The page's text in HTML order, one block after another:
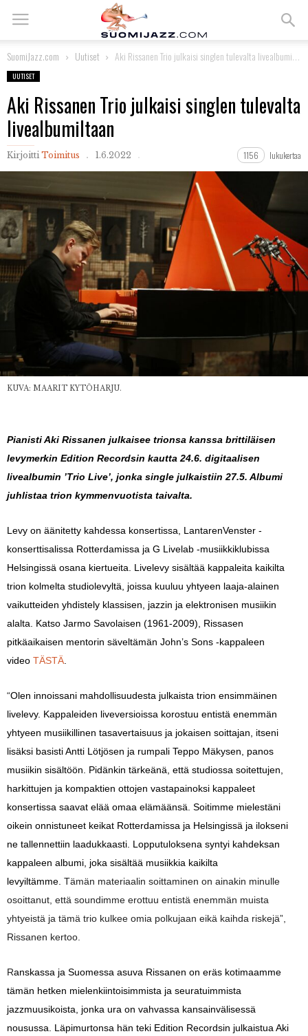
SuomiJazz.com Uutiset Aki Rissanen Trio julkaisi singlen tulevalta livealbumiltaan
UUTISET
Aki Rissanen Trio julkaisi singlen tulevalta
livealbumiltaan
Kirjoitti Toimitus 1.6.2022 1156 lukukertaa
KUVA: MAARIT KYTÖHARJU.
Pianisti Aki Rissanen julkaisee trionsa kanssa brittiläisen
levymerkin Edition Recordsin kautta 24.6. digitaalisen
livealbumin ’Trio Live’, jonka single julkaistiin 27.5. Albumi
juhlistaa trion kymmenvuotista taivalta.
Levy on äänitetty kahdessa konsertissa, LantarenVenster -
konserttisalissa Rotterdamissa ja G Livelab -musiikkiklubissa
Helsingissä osana kiertueita. Livelevy sisältää kappaleita kaikilta
trion kolmelta studiolevyltä, joissa kuuluu yhtyeen laaja-alainen
vaikutteiden yhdistely klassisen, jazzin ja elektronisen musiikin
alalta. Katso Jarmo Savolaisen (1961-2009), Rissasen
pitkäaikaisen mentorin säveltämän John’s Sons -kappaleen
video TÄSTÄ
“Olen innoissani mahdollisuudesta julkaista trion ensimmäinen
livelevy. Kappaleiden liveversioissa korostuu entistä enemmän
yhtyeen musiikillinen tasavertaisuus ja jokaisen soittajan, itseni
lisäksi basisti Antti Lötjösen ja rumpali Teppo Mäkysen, panos
musiikin sisältöön. Pidänkin tärkeänä, että studiossa soitettujen,
harkittujen ja kompaktien ottojen vastapainoksi kappaleet
konsertissa saavat elää omaa elämäänsä. Soitimme mielestäni
oikein onnistuneet keikat Rotterdamissa ja Helsingissä ja ilokseni
ne tallennettiin laadukkaasti. Lopputuloksena syntyi kahdeksan
kappaleen albumi, joka sisältää musiikkia kaikilta
levyiltämme. Tämän materiaalin soittaminen on ainakin minulle
osoittanut, että soundimme erottuu entistä enemmän muista
yhtyeistä ja tämä trio kulkee omia polkujaan eikä kaihda riskejä”,
Rissanen kertoo.
Ranskassa ja Suomessa asuva Rissanen on eräs kotimaamme
tämän hetken mielenkiintoisimmista ja seuratuimmista
jazzmuusikoista, jonka ura on vahvassa kansainvälisessä
nousussa. Läpimurtonsa hän teki Edition Recordsin julkaistua Aki